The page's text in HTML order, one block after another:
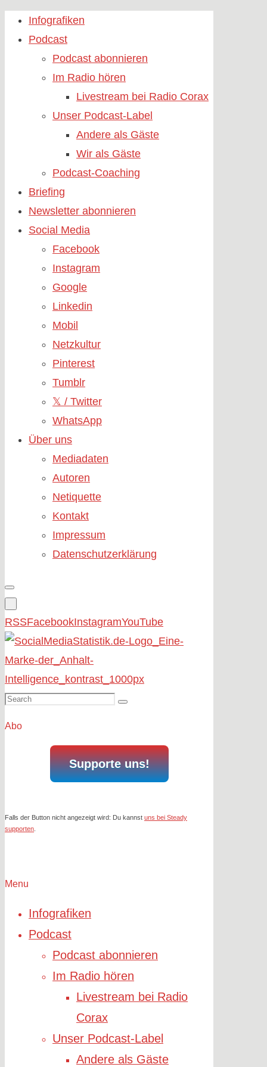
Skip
Infografiken
Podcast
Podcast abonnieren
Im Radio hören
Livestream bei Radio Corax
Unser Podcast-Label
Andere als Gäste
Wir als Gäste
Podcast-Coaching
Briefing
Newsletter abonnieren
Social Media
Facebook
Instagram
Google
Linkedin
Mobil
Netzkultur
Pinterest
Tumblr
𝕏 / Twitter
WhatsApp
Über uns
Mediadaten
Autoren
Netiquette
Kontakt
Impressum
Datenschutzerklärung
RSSFacebookInstagramYouTube
Search
Search
Abo
Supporte uns!
Falls der Button nicht angezeigt wird: Du kannst uns bei Steady
supporten
Menu
Infografiken
Podcast
Podcast abonnieren
Im Radio hören
Livestream bei Radio
Corax
Unser Podcast-Label
Andere als Gäste